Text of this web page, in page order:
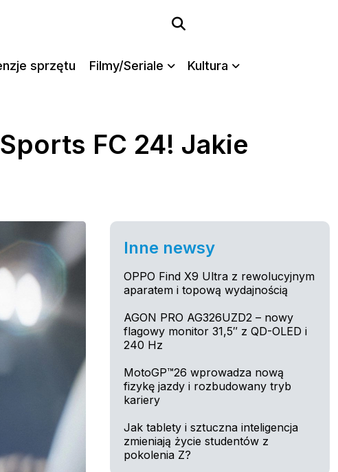
sprzętu Filmy/Seriale Kultura
FC 24! Jakie
Inne newsy
OPPO Find X9 Ultra z rewolucyjnym
aparatem i topową wydajnością
AGON PRO AG326UZD2 – nowy
flagowy monitor 31,5″ z QD-OLED i
240 Hz
MotoGP™26 wprowadza nową
fizykę jazdy i rozbudowany tryb
kariery
Jak tablety i sztuczna inteligencja
zmieniają życie studentów z
pokolenia Z?